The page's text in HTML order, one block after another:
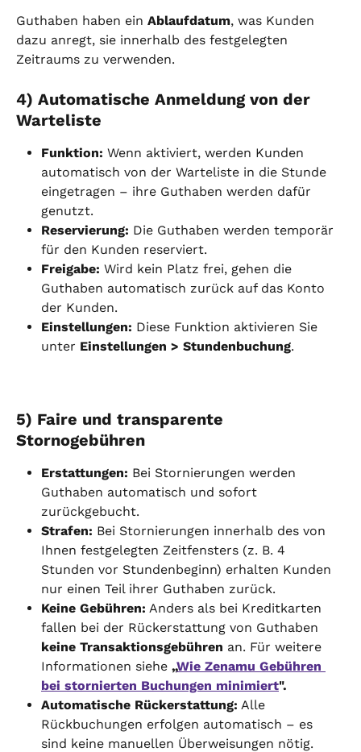
Guthaben haben ein Ablaufdatum, was Kunden
dazu anregt, sie innerhalb des festgelegten
Zeitraums zu verwenden.
4) Automatische Anmeldung von der
Warteliste
Funktion: Wenn aktiviert, werden Kunden
automatisch von der Warteliste in die Stunde
eingetragen – ihre Guthaben werden dafür
genutzt.
Reservierung: Die Guthaben werden temporär
für den Kunden reserviert.
Freigabe: Wird kein Platz frei, gehen die
Guthaben automatisch zurück auf das Konto
der Kunden.
Einstellungen: Diese Funktion aktivieren Sie
unter Einstellungen > Stundenbuchung.
5) Faire und transparente
Stornogebühren
Erstattungen: Bei Stornierungen werden
Guthaben automatisch und sofort
zurückgebucht.
Strafen: Bei Stornierungen innerhalb des von
Ihnen festgelegten Zeitfensters (z. B. 4
Stunden vor Stundenbeginn) erhalten Kunden
nur einen Teil ihrer Guthaben zurück.
Keine Gebühren: Anders als bei Kreditkarten
fallen bei der Rückerstattung von Guthaben
keine Transaktionsgebühren an. Für weitere
Informationen siehe „Wie Zenamu Gebühren
bei stornierten Buchungen minimiert".
Automatische Rückerstattung: Alle
Rückbuchungen erfolgen automatisch – es
sind keine manuellen Überweisungen nötig.